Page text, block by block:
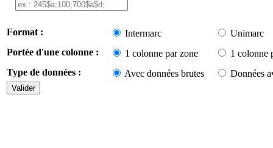
Format : Intermarc
Unimarc
Portée d'une colonne :
1 colonne par zone
1 colonne
Type de données :
Avec données brutes Données